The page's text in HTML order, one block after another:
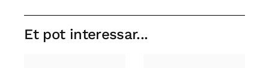
Et pot interessar...